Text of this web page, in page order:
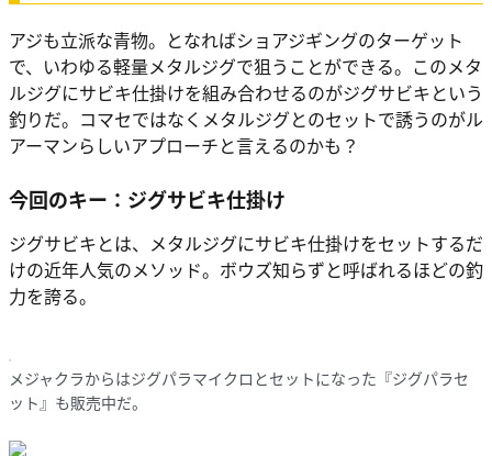
アジも立派な青物。となればショアジギングのターゲット
で、いわゆる軽量メタルジグで狙うことができる。このメタ
ルジグにサビキ仕掛けを組み合わせるのがジグサビキという
釣りだ。コマセではなくメタルジグとのセットで誘うのがル
アーマンらしいアプローチと言えるのかも？
今回のキー：ジグサビキ仕掛け
ジグサビキとは、メタルジグにサビキ仕掛けをセットするだ
けの近年人気のメソッド。ボウズ知らずと呼ばれるほどの釣
力を誇る。
メジャクラからはジグパラマイクロとセットになった『ジグパラセ
ット』も販売中だ。